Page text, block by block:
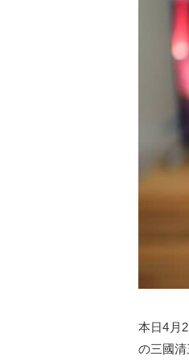
本日4月
の三國清